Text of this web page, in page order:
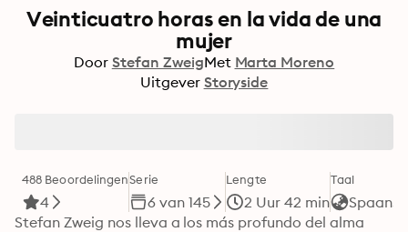
Veinticuatro horas en la vida de una
mujer
Door Stefan ZweigMet Marta Moreno
Uitgever Storyside
488 Beoordelingen
4
Serie
6 van 145
Lengte
2 Uur 42 min
Taal
Spaans
Stefan Zweig nos lleva a los más profundo del alma